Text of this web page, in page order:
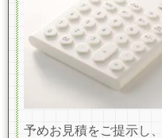
予めお見積をご提示し